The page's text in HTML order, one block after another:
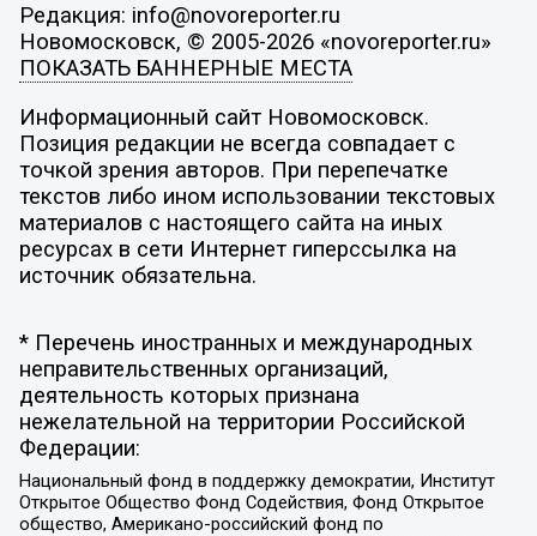
Редакция: info@novoreporter.ru
Новомосковск, © 2005-2026 «novoreporter.ru»
ПОКАЗАТЬ БАННЕРНЫЕ МЕСТА
Информационный сайт Новомосковск.
Позиция редакции не всегда совпадает с
точкой зрения авторов. При перепечатке
текстов либо ином использовании текстовых
материалов с настоящего сайта на иных
ресурсах в сети Интернет гиперссылка на
источник обязательна.
* Перечень иностранных и международных
неправительственных организаций,
деятельность которых признана
нежелательной на территории Российской
Федерации:
Национальный фонд в поддержку демократии, Институт
Открытое Общество Фонд Содействия, Фонд Открытое
общество, Американо-российский фонд по